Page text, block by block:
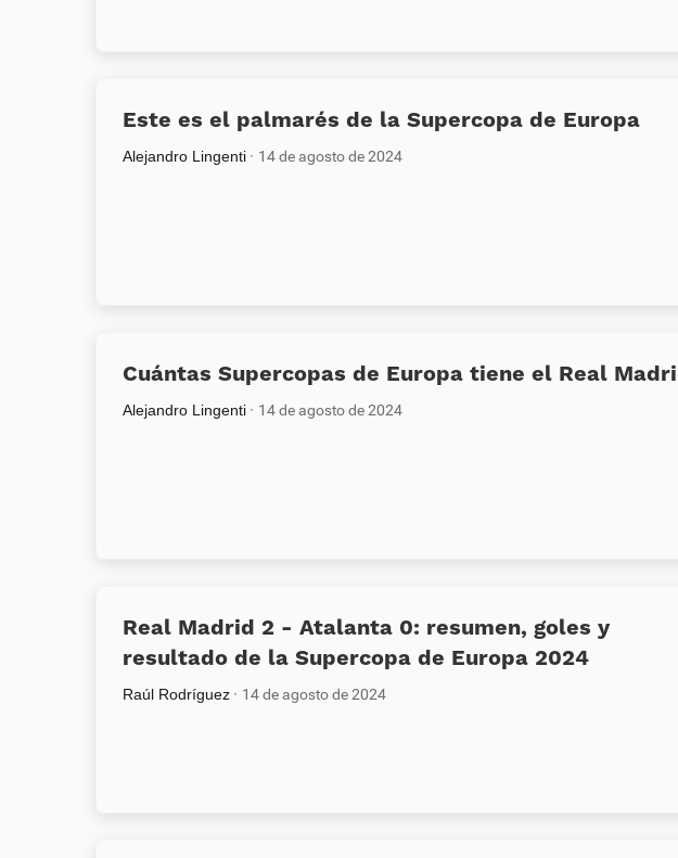
Este es el palmarés de la Supercopa de Europa
Alejandro Lingenti 14 de agosto de 2024
Cuántas Supercopas de Europa tiene el Real
Alejandro Lingenti 14 de agosto de 2024
Real Madrid 2 - Atalanta 0: resumen, goles y
resultado de la Supercopa de Europa 2024
Raúl Rodríguez 14 de agosto de 2024